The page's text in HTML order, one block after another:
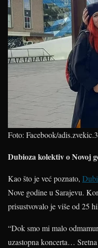
Foto: Facebook/adis.zvekic.3
Dubioza kolektiv o Novoj
Kao što je već poznato,
Nove godine u Sarajevu.
prisustvovalo je više od 25
“Dok smo mi malo
uzastopna koncerta…